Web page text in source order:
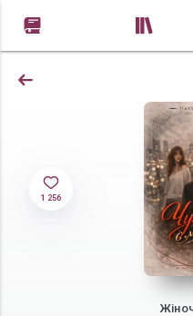
1 256